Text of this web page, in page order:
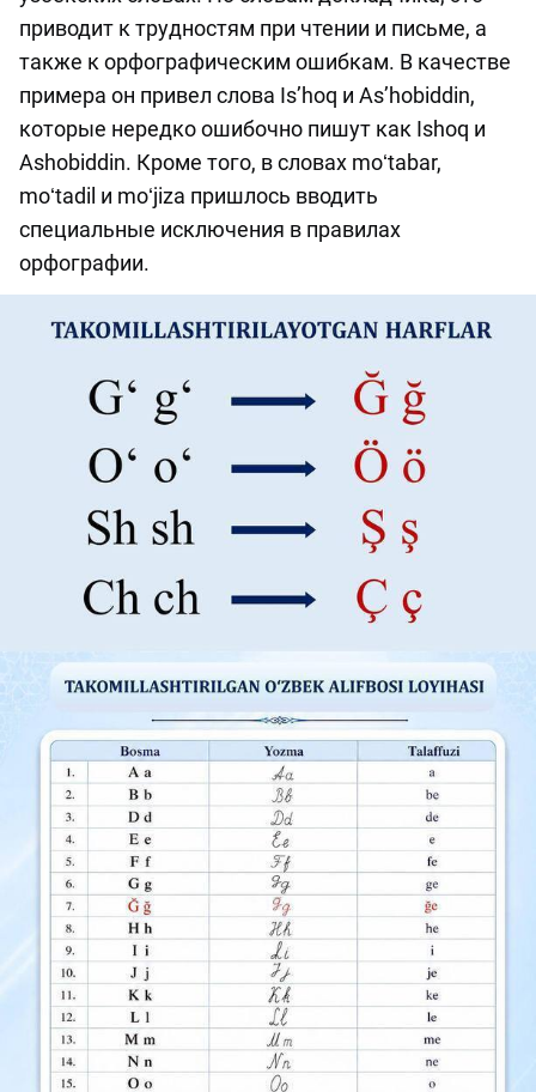
приводит к трудностям при чтении и письме, а
также к орфографическим ошибкам. В качестве
примера он привел слова Is’hoq и As’hobiddin,
которые нередко ошибочно пишут как Ishoq и
Ashobiddin. Кроме того, в словах moʻtabar,
moʻtadil и moʻjiza пришлось вводить
специальные исключения в правилах
орфографии.